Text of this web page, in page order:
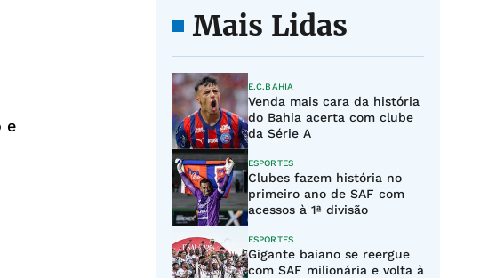
e
Mais Lidas
E.C.BAHIA
Venda mais cara da história
do Bahia acerta com clube
da Série A
ESPORTES
Clubes fazem história no
primeiro ano de SAF com
acessos à 1ª divisão
ESPORTES
Gigante baiano se reergue
com SAF milionária e volta à